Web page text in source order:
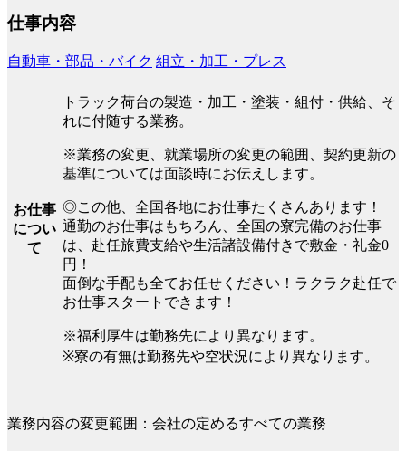
仕事内容
自動車・部品・バイク 組立・加工・プレス
お仕事
につい
て
トラック荷台の製造・加工・塗装・組付・供給、そ
れに付随する業務。
※業務の変更、就業場所の変更の範囲、契約更新の
基準については面談時にお伝えします。
◎この他、全国各地にお仕事たくさんあります！
通勤のお仕事はもちろん、全国の寮完備のお仕事
は、赴任旅費支給や生活諸設備付きで敷金・礼金0
円！
面倒な手配も全てお任せください！ラクラク赴任で
お仕事スタートできます！
※福利厚生は勤務先により異なります。
※寮の有無は勤務先や空状況により異なります。
業務内容の変更範囲：会社の定めるすべての業務